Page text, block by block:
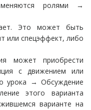
ролями →
Это может быть
или спецэффект, либо
может приобрести
с движением или
урока → Обсуждение
этого варианта
варианте на